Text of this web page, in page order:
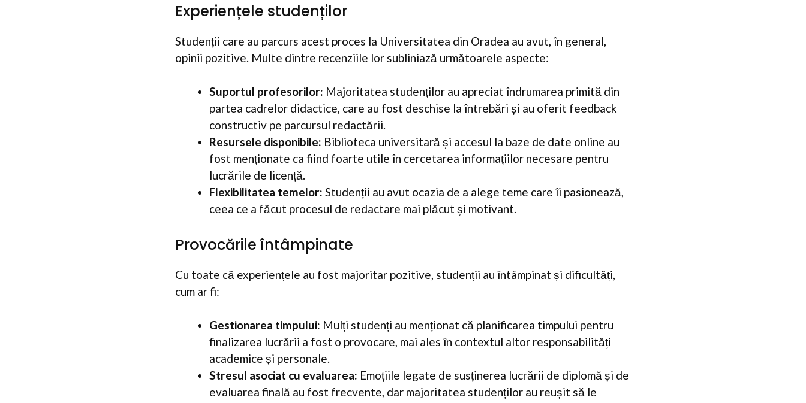
Experiențele studenților
Studenții care au parcurs acest proces la Universitatea din Oradea au avut, în general,
opinii pozitive. Multe dintre recenziile lor subliniază următoarele aspecte:
Suportul profesorilor: Majoritatea studenților au apreciat îndrumarea primită din
partea cadrelor didactice, care au fost deschise la întrebări și au oferit feedback
constructiv pe parcursul redactării.
Resursele disponibile: Biblioteca universitară și accesul la baze de date online au
fost menționate ca fiind foarte utile în cercetarea informațiilor necesare pentru
lucrările de licență.
Flexibilitatea temelor: Studenții au avut ocazia de a alege teme care îi pasionează,
ceea ce a făcut procesul de redactare mai plăcut și motivant.
Provocările întâmpinate
Cu toate că experiențele au fost majoritar pozitive, studenții au întâmpinat și dificultăți,
cum ar fi:
Gestionarea timpului: Mulți studenți au menționat că planificarea timpului pentru
finalizarea lucrării a fost o provocare, mai ales în contextul altor responsabilități
academice și personale.
Stresul asociat cu evaluarea: Emoțiile legate de susținerea lucrării de diplomă și de
evaluarea finală au fost frecvente, dar majoritatea studenților au reușit să le